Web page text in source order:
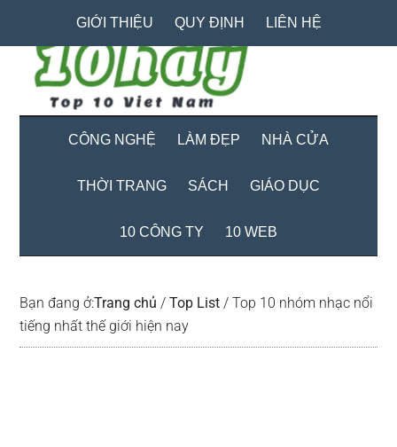
content
secondary
menu
primary
sidebar
GIỚI THIỆU QUY ĐỊNH LIÊN HỆ
CÔNG NGHỆ LÀM ĐẸP NHÀ CỬA
THỜI TRANG SÁCH GIÁO DỤC
10 CÔNG TY 10 WEB
Bạn đang ở:Trang chủ / Top List / Top 10 nhóm nhạc nổi
tiếng nhất thế giới hiện nay